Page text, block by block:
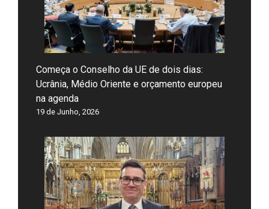
Começa o Conselho da UE de dois dias:
Ucrânia, Médio Oriente e orçamento europeu
na agenda
19 de Junho, 2026